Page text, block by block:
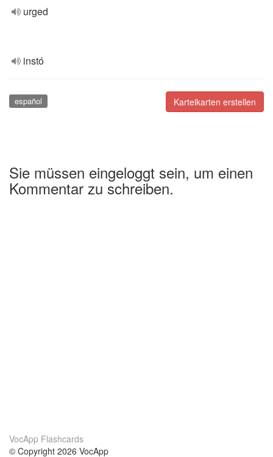
urged
instó
Karteikarten erstellen
español
Sie müssen eingeloggt sein, um einen
Kommentar zu schreiben.
VocApp Flashcards
© Copyright 2026 VocApp